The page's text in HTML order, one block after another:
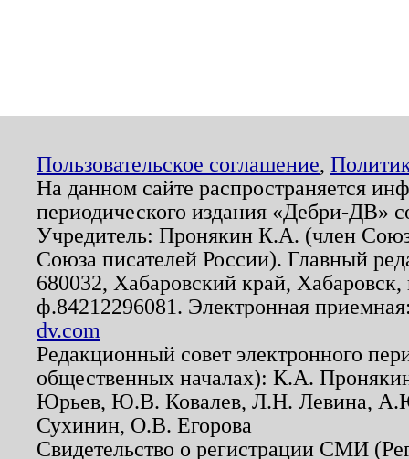
Пользовательское соглашение,
На данном сайте распространяется
периодического издания «Дебри-ДВ»
Учредитель: Пронякин К.А. (член
Союза писателей России). Главный
680032, Хабаровский край,
ф.84212296081. Электронная
dv.com
Редакционный совет электронного
общественных началах): К.А.
Юрьев, Ю.В. Ковалев, Л.Н. Левина,
Сухинин, О.В. Егорова
Свидетельство о регистрации СМИ